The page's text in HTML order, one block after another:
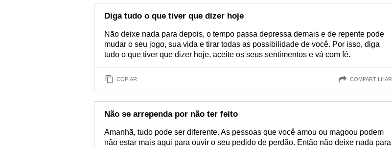
Diga tudo o que tiver que dizer hoje
Não deixe nada para depois, o tempo passa depressa demais e de repente pode
mudar o seu jogo, sua vida e tirar todas as possibilidade de você. Por isso, diga
tudo o que tiver que dizer hoje, aceite os seus sentimentos e vá com fé.
COPIAR COMPARTILHAR
Não se arrependa por não ter feito
Amanhã, tudo pode ser diferente. As pessoas que você amou ou magoou podem
não estar mais aqui para ouvir o seu pedido de perdão. Então não deixe nada para